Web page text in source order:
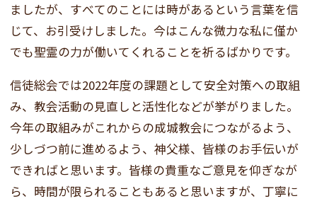
ましたが、すべてのことには時があるという言葉を信
じて、お引受けしました。今はこんな微力な私に僅か
でも聖霊の力が働いてくれることを祈るばかりです。
信徒総会では2022年度の課題として安全対策への取組
み、教会活動の見直しと活性化などが挙がりました。
今年の取組みがこれからの成城教会につながるよう、
少しづつ前に進めるよう、神父様、皆様のお手伝いが
できればと思います。皆様の貴重なご意見を仰ぎなが
ら、時間が限られることもあると思いますが、丁寧に